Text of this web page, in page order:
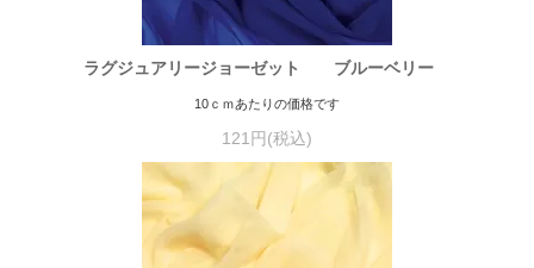
ラグジュアリージョーゼット ブルーベリー
10ｃｍあたりの価格です
121円(税込)